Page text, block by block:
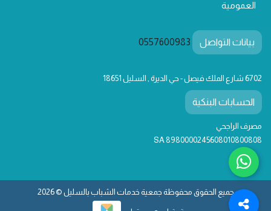
العمومية
بيانات التواصل 0557600983
6702 شارع الملك فيصل - حي الديرة , السليل 18651
الحسابات البنكية
مصرف الراجحي
SA 8980000245608010800808
جميع الحقوق محفوظة جمعية خدمات الشباب بالسليل © 2026